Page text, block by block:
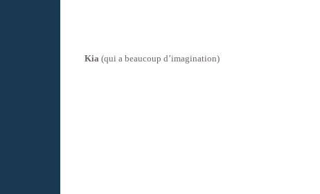
Kia (qui a beaucoup d’imagination)